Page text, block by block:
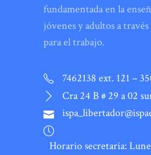
fundamentada en la
jóvenes y adultos a
para el trabajo.
7462138 ext. 121 –
Cra 24 B # 29 a 02
Horario secretaria: